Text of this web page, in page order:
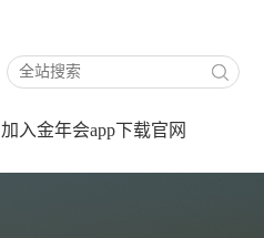
加入金年会app下载官网